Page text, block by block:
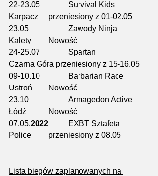
22-23.05		Survival Kids
Karpacz 	przeniesiony z 01-02.05
23.05		Zawody Ninja
Kalety	Nowość
24-25.07		Spartan
Czarna Góra przeniesiony z 15-16.05
09-10.10		Barbarian Race
Ustroń	Nowość
23.10		Armagedon Active
Łódź		Nowość
07.05.2022
Police	przeniesiony z 08.05
Lista biegów zaplanowanych na